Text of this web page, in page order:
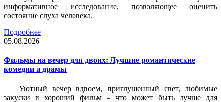
информативное исследование, позволяющее оценить
состояние слуха человека.
Подробнее
05.08.2026
Фильмы на вечер для двоих: Лучшие романтические
комедии и драмы
Уютный вечер вдвоем, приглушенный свет, любимые
закуски и хороший фильм – что может быть лучше для